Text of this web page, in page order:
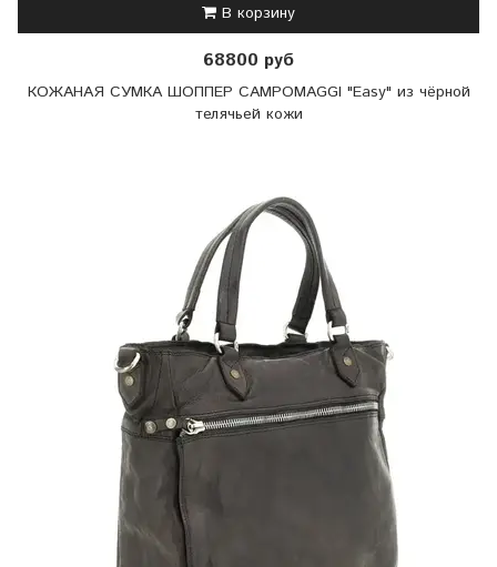
В корзину
68800 руб
КОЖАНАЯ СУМКА ШОППЕР CAMPOMAGGI "Easy" из чёрной
телячьей кожи